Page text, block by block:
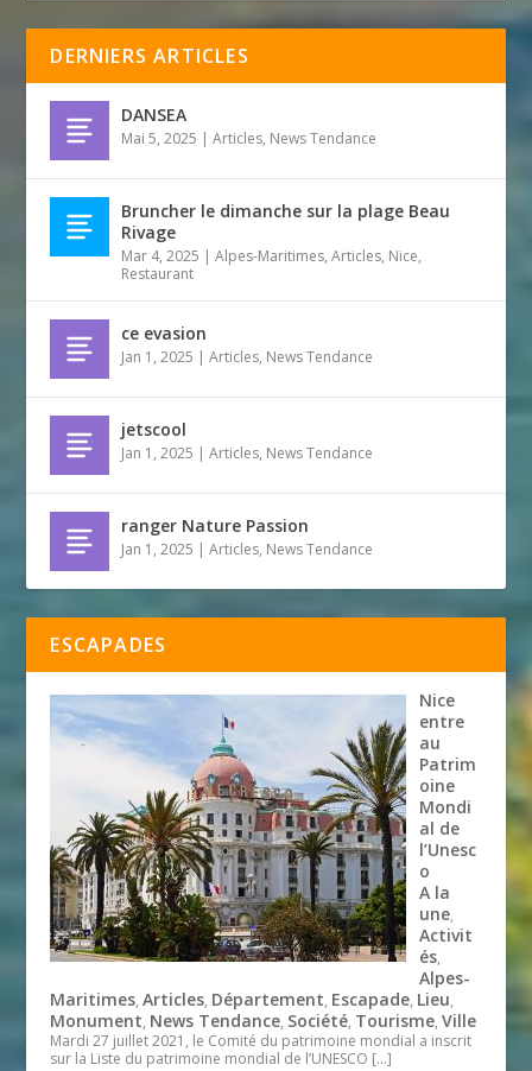
DERNIERS ARTICLES
DANSEA
Mai 5, 2025 |Articles, News Tendance
Bruncher le dimanche sur la plage Beau
Rivage
Mar 4, 2025 |Alpes-Maritimes,Articles, Nice,
Restaurant
ce evasion
Jan 1, 2025 |Articles, News Tendance
jetscool
Jan 1, 2025 |Articles, News Tendance
ranger Nature Passion
Jan 1, 2025 |Articles, News Tendance
ESCAPADES
Nice
entre
au
Patrim
oine
Mondi
al de
l’Unesc
o
A la
une,
Activit
és,
Alpes-
Maritimes,Articles, Département, Escapade, Lieu,
Monument, News Tendance, Société, Tourisme,Ville
Mardi 27 juillet 2021, le Comité du patrimoine mondial a inscrit
sur la Liste du patrimoine mondial de l’UNESCO […]